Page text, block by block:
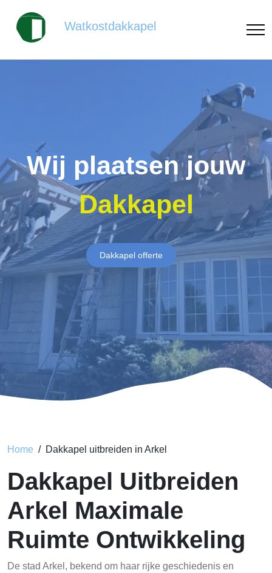
Watkostdakkapel
Wij plaatsen jouw
Dakkapel
Dakkapel offerte
Home Dakkapel uitbreiden in Arkel
Dakkapel Uitbreiden
Arkel Maximale
Ruimte Ontwikkeling
De stad Arkel, bekend om haar rijke geschiedenis en